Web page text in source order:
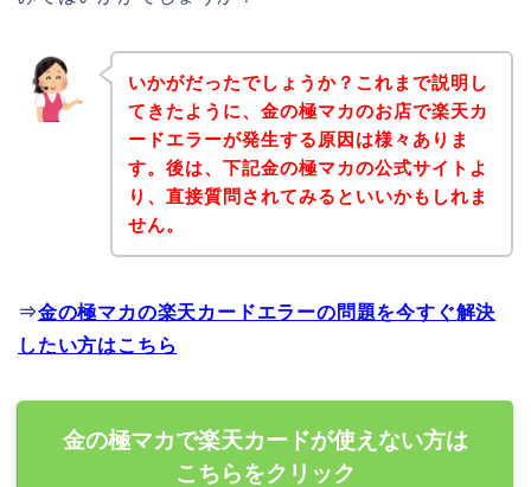
いかがだったでしょうか？これまで説明し
てきたように、金の極マカのお店で楽天カ
ードエラーが発生する原因は様々ありま
す。後は、下記金の極マカの公式サイトよ
り、直接質問されてみるといいかもしれま
せん。
⇒金の極マカの楽天カードエラーの問題を今すぐ解決
したい方はこちら
金の極マカで楽天カードが使えない方は
こちらをクリック